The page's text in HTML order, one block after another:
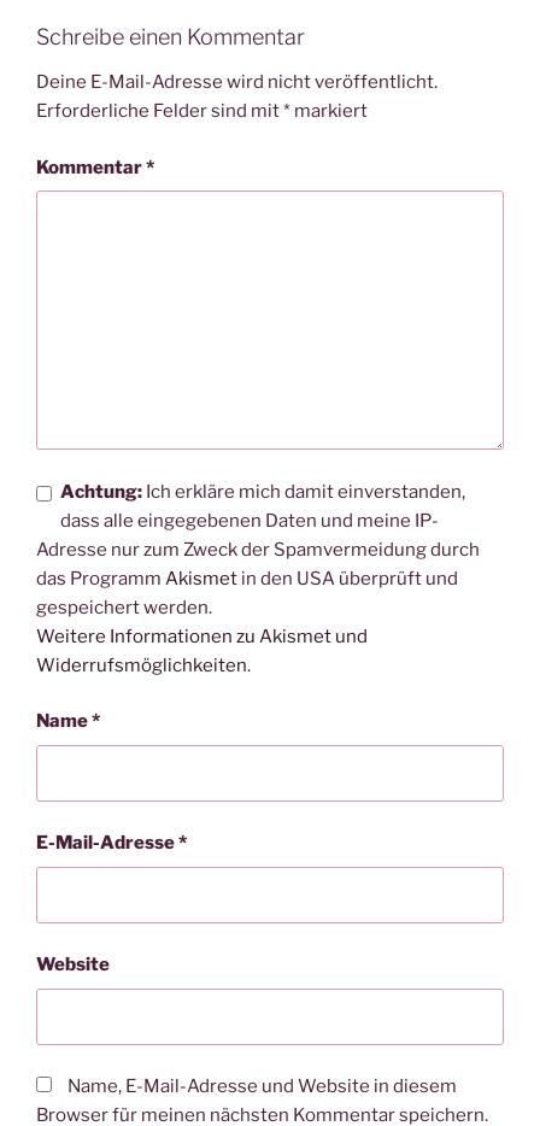
Schreibe einen Kommentar
Deine E-Mail-Adresse wird nicht veröffentlicht.
Erforderliche Felder sind mit* markiert
Kommentar*
Achtung: Ich erkläre mich damit einverstanden,
dass alle eingegebenen Daten und meine IP-
Adresse nur zum Zweck der Spamvermeidung durch
das Programm Akismet in den USA überprüft und
gespeichert werden.
Weitere Informationen zu Akismet und
Widerrufsmöglichkeiten.
Name*
E-Mail-Adresse*
Website
Name, E-Mail-Adresse und Website in diesem
Browser für meinen nächsten Kommentar speichern.